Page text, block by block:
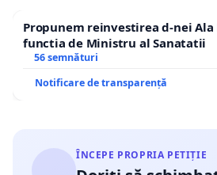
Propunem reinvestirea d-nei
functia de Ministru al Sanatatii
56 semnături
Notificare de transparență
ÎNCEPE PROPRIA PETIȚIE